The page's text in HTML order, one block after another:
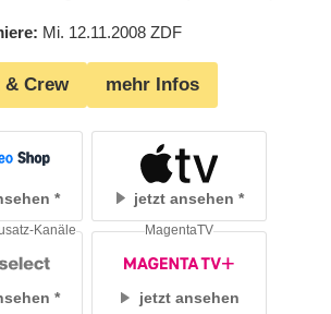
Mi. 12.11.2008 ZDF
& Crew mehr Infos
jetzt ansehen
Kanäle
jetzt ansehen
MagentaTV